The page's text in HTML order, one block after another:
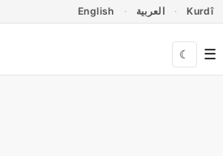
English العربية Kurdî
☾ ☰